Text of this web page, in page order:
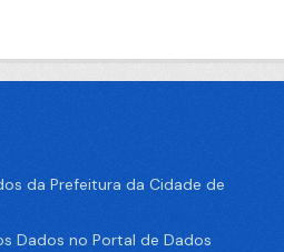
da Prefeitura da Cidade de
Dados no Portal de Dados